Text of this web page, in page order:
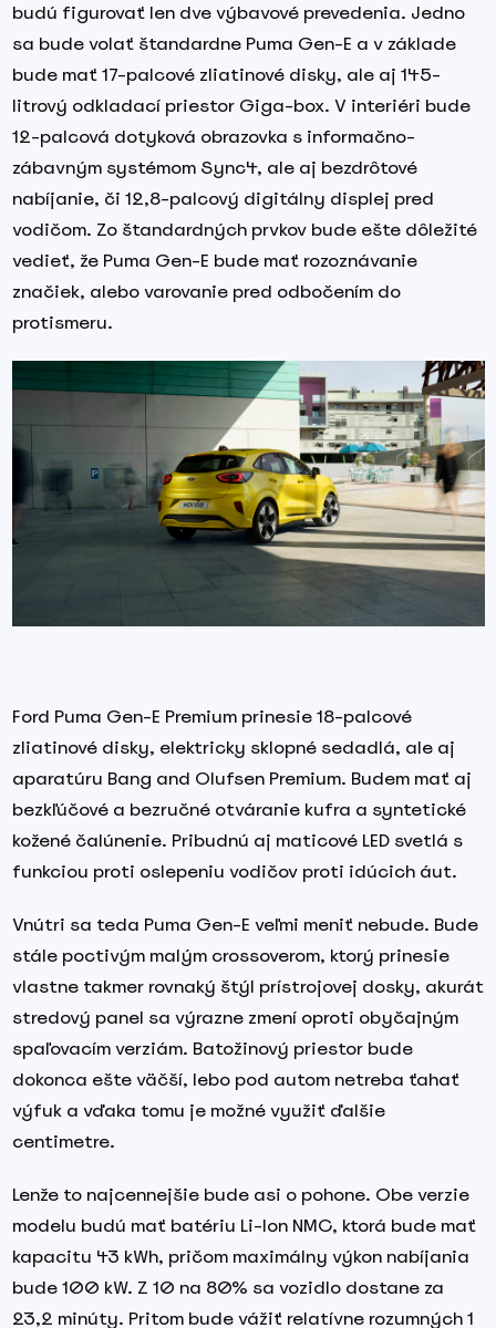
budú figurovať len dve výbavové prevedenia. Jedno
sa bude volať štandardne Puma Gen-E a v základe
bude mať 17-palcové zliatinové disky, ale aj 145-
litrový odkladací priestor Giga-box. V interiéri bude
12-palcová dotyková obrazovka s informačno-
zábavným systémom Sync4, ale aj bezdrôtové
nabíjanie, či 12,8-palcový digitálny displej pred
vodičom. Zo štandardných prvkov bude ešte dôležité
vedieť, že Puma Gen-E bude mať rozoznávanie
značiek, alebo varovanie pred odbočením do
protismeru.
Ford Puma Gen-E Premium prinesie 18-palcové
zliatinové disky, elektricky sklopné sedadlá, ale aj
aparatúru Bang and Olufsen Premium. Budem mať aj
bezkľúčové a bezručné otváranie kufra a syntetické
kožené čalúnenie. Pribudnú aj maticové LED svetlá s
funkciou proti oslepeniu vodičov proti idúcich áut.
Vnútri sa teda Puma Gen-E veľmi meniť nebude. Bude
stále poctivým malým crossoverom, ktorý prinesie
vlastne takmer rovnaký štýl prístrojovej dosky, akurát
stredový panel sa výrazne zmení oproti obyčajným
spaľovacím verziám. Batožinový priestor bude
dokonca ešte väčší, lebo pod autom netreba ťahať
výfuk a vďaka tomu je možné využiť ďalšie
centimetre.
Lenže to najcennejšie bude asi o pohone. Obe verzie
modelu budú mať batériu Li-Ion NMC, ktorá bude mať
kapacitu 43 kWh, pričom maximálny výkon nabíjania
bude 100 kW. Z 10 na 80% sa vozidlo dostane za
23,2 minúty. Pritom bude vážiť relatívne rozumných 1